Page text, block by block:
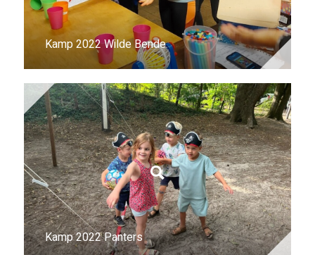
Kamp 2022 Wilde Bende
Kamp 2022 Panters